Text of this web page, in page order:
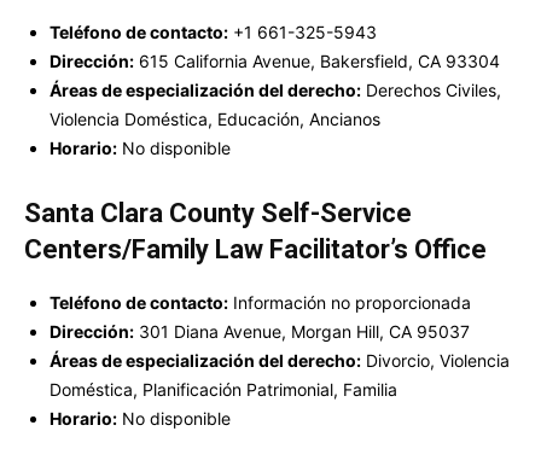
Teléfono de contacto: +1 661-325-5943
Dirección: 615 California Avenue, Bakersfield, CA 93304
Áreas de especialización del derecho: Derechos Civiles,
Violencia Doméstica, Educación, Ancianos
Horario: No disponible
Santa Clara County Self-Service
Centers/Family Law Facilitator’s Office
Teléfono de contacto: Información no proporcionada
Dirección: 301 Diana Avenue, Morgan Hill, CA 95037
Áreas de especialización del derecho: Divorcio, Violencia
Doméstica, Planificación Patrimonial, Familia
Horario: No disponible